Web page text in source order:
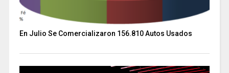
En Julio Se Comercializaron 156.810 Autos Usados